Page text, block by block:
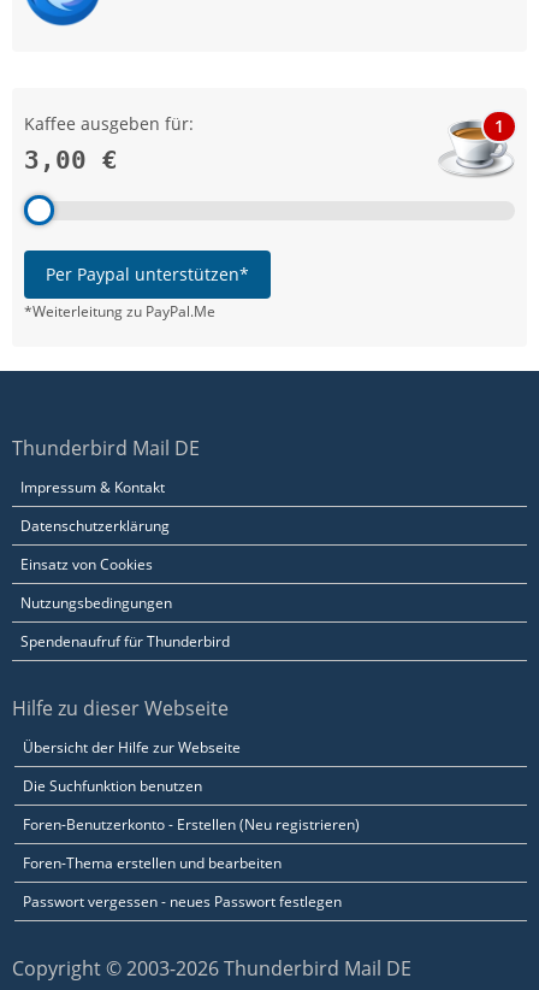
Kaffee ausgeben für:
3,00 €
1
Per Paypal unterstützen*
*Weiterleitung zu PayPal.Me
Thunderbird Mail DE
Impressum & Kontakt
Datenschutzerklärung
Einsatz von Cookies
Nutzungsbedingungen
Spendenaufruf für Thunderbird
Hilfe zu dieser Webseite
Übersicht der Hilfe zur Webseite
Die Suchfunktion benutzen
Foren-Benutzerkonto - Erstellen (Neu registrieren)
Foren-Thema erstellen und bearbeiten
Passwort vergessen - neues Passwort festlegen
Copyright © 2003-2026 Thunderbird Mail DE